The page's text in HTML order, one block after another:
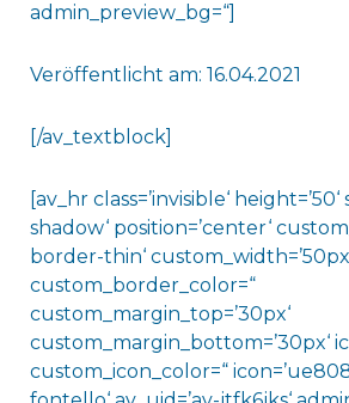
admin_preview_bg=“]
Veröffentlicht am: 16.04.2021
[/av_textblock]
[av_hr class=’invisible‘
shadow‘ position=’center‘
border-thin‘
custom_border_color=“
custom_margin_top=’30px‘
custom_margin_bottom=’30px‘
custom_icon_color=“